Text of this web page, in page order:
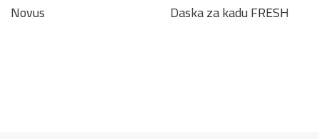
Novus Daska za kadu FRESH